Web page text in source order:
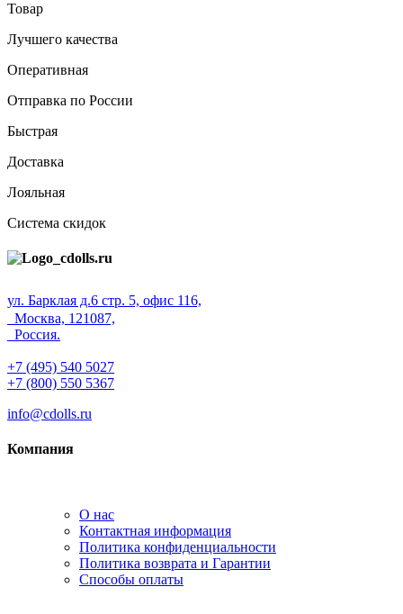
Товар
Лучшего качества
Оперативная
Отправка по России
Быстрая
Доставка
Лояльная
Система скидок
ул. Барклая д.6 стр. 5, офис 116,
Москва, 121087,
Россия.
+7 (495) 540 5027
+7 (800) 550 5367
info@cdolls.ru
Компания
О нас
Контактная информация
Политика конфиденциальности
Политика возврата и Гарантии
Способы оплаты